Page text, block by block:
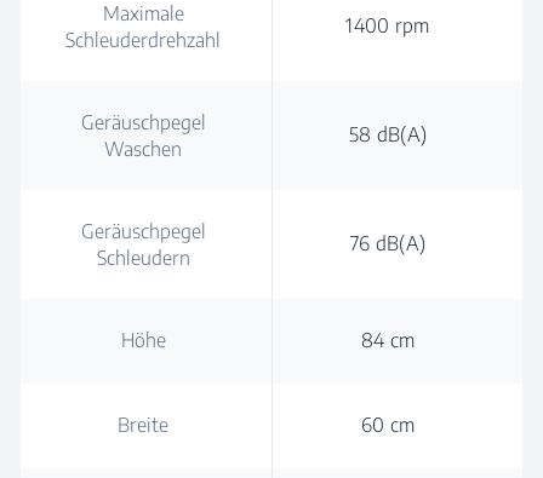
Maximale
Schleuderdrehzahl
1400 rpm
Geräuschpegel
Waschen
58 dB(A)
Geräuschpegel
Schleudern
76 dB(A)
Höhe 84 cm
Breite 60 cm